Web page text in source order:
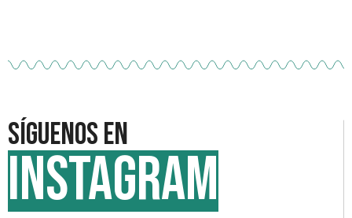
Síguenos en
INSTAGRAM